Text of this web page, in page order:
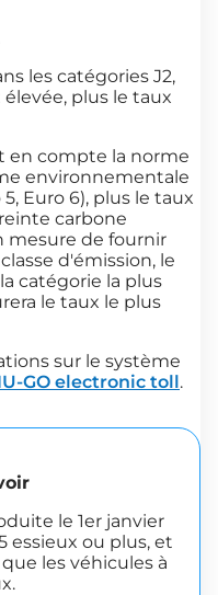
les catégories J2,
élevée, plus le taux
en compte la norme
environnementale
Euro 6), plus le taux
carbone
mesure de fournir
d'émission, le
catégorie la plus
le taux le plus
sur le système
GO electronic toll.
le 1er janvier
essieux ou plus, et
les véhicules à